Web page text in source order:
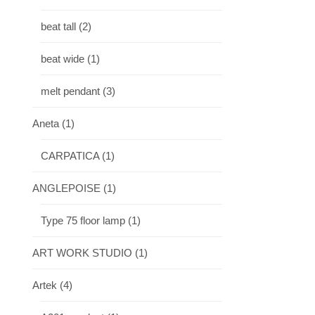
beat tall (2)
beat wide (1)
melt pendant (3)
Aneta (1)
CARPATICA(1)
ANGLEPOISE (1)
Type 75 floor lamp (1)
ART WORK STUDIO (1)
Artek (4)